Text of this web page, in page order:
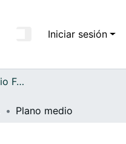
Todo DSpace
Iniciar sesión
Archivo del Patrimonio Fotográfico y Fílmico del Valle del Cauca
Plano medio